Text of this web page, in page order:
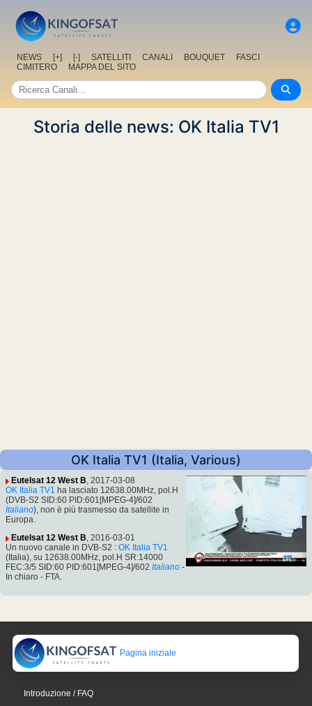
NEWS [+] [-] SATELLITI CANALI BOUQUET
FASCI
CIMITERO
MAPPA DEL SITO
Storia delle news: OK Italia TV1
OK Italia TV1 (Italia, Various)
Eutelsat 12 West B, 2017-03-08
OK Italia TV1 ha lasciato 12638.00MHz, pol.H
(DVB-S2 SID:60 PID:601[MPEG-4]/602
Italiano), non è più trasmesso da satellite in
Europa.
Eutelsat 12 West B, 2016-03-01
Un nuovo canale in DVB-S2 : OK Italia TV1
(Italia), su 12638.00MHz, pol.H SR:14000
FEC:3/5 SID:60 PID:601[MPEG-4]/602 Italiano -
In chiaro - FTA.
Pagina iniziale
Introduzione / FAQ